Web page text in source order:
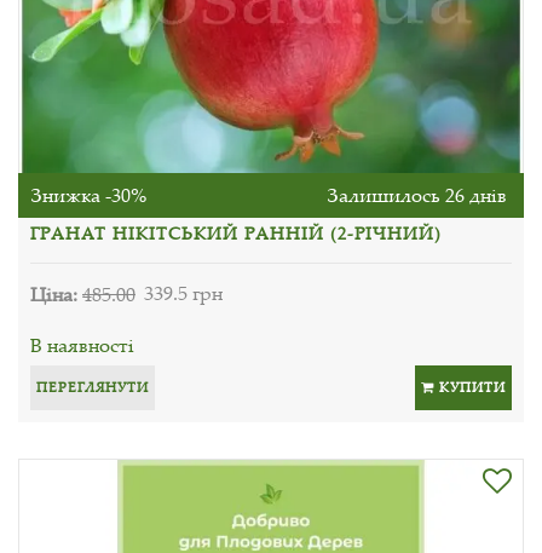
Знижка -30% Залишилось 26 днів
ГРАНАТ НІКІТСЬКИЙ РАННІЙ (2-РІЧНИЙ)
Ціна:485.00 339.5 грн
В наявності
ПЕРЕГЛЯНУТИ КУПИТИ